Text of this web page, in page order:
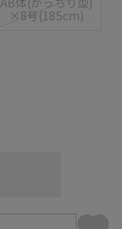
×8号(185cm)